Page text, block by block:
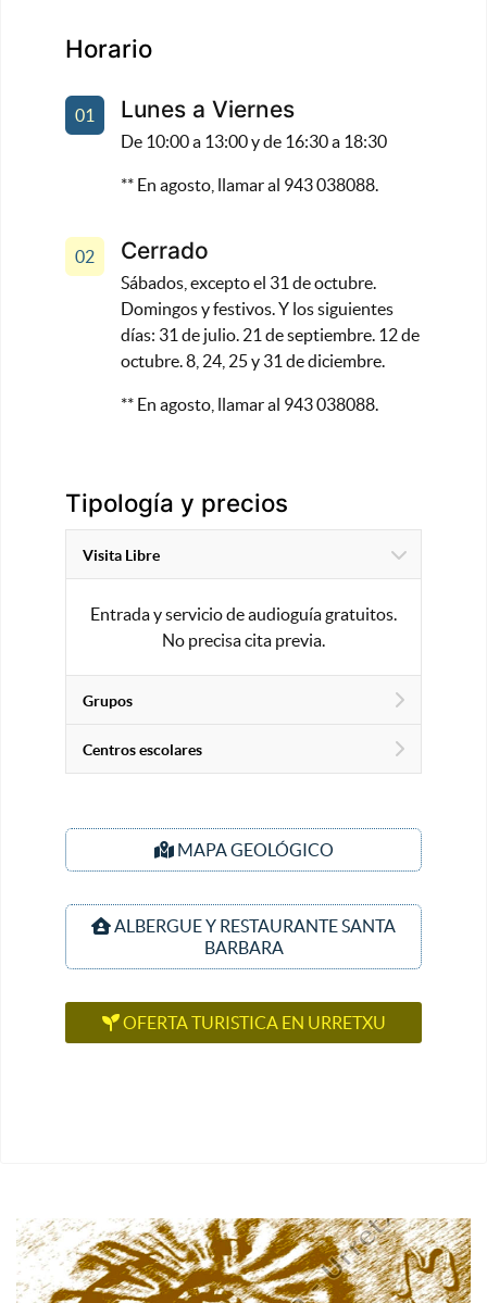
Horario
01 Lunes a Viernes
De 10:00 a 13:00 y de 16:30 a 18:30
** En agosto, llamar al 943 038088.
02 Cerrado
Sábados, excepto el 31 de octubre.
Domingos y festivos. Y los siguientes
días: 31 de julio. 21 de septiembre. 12 de
octubre. 8, 24, 25 y 31 de diciembre.
** En agosto, llamar al 943 038088.
Tipología y precios
Visita Libre
Entrada y servicio de audioguía gratuitos.
No precisa cita previa.
Grupos
Centros escolares
MAPA GEOLÓGICO
ALBERGUE Y RESTAURANTE SANTA
BARBARA
OFERTA TURISTICA EN URRETXU